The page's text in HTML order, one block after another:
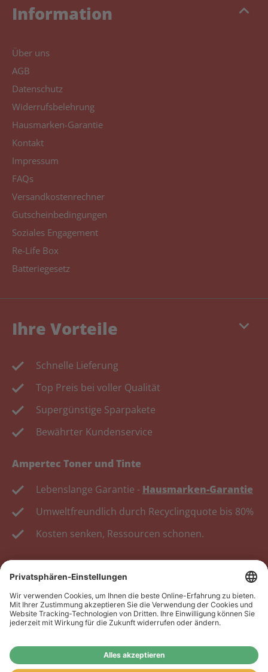
keyboard_arrow_up
Information
Über uns
AGB
Datenschutz
Widerrufsbelehrung
Hausmarken-Garantie
Kontakt
Impressum
FAQs
Versandkostenrechner
Gutscheinbedingungen
Soziales Engagement
Re-Life Box
Batteriegesetz
keyboard_arrow_down
Ihre Vorteile
Schnelle Lieferung
Top Preis bei voller Qualität
Supergünstige Sparpakete
Bewährter Kundenservice
Ampertec Toner und Tinte
Lebenslange Garantie - Hausmarken-Garantie
Umweltfreundlich durch Recyclingquote bis 80%
Kosten senken, Ressourcen schonen.
Wiederverkäufer:Das Angebot unseres Web-Shops
richtet sich nicht an Wiederverkäufer. Wenn Sie
Wiederverkäufer sind, registrieren Sie sich bitte in